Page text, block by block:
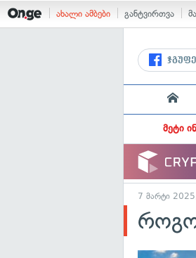
ახალი ამბები განტვირთვა
მეტი
7 მარტი